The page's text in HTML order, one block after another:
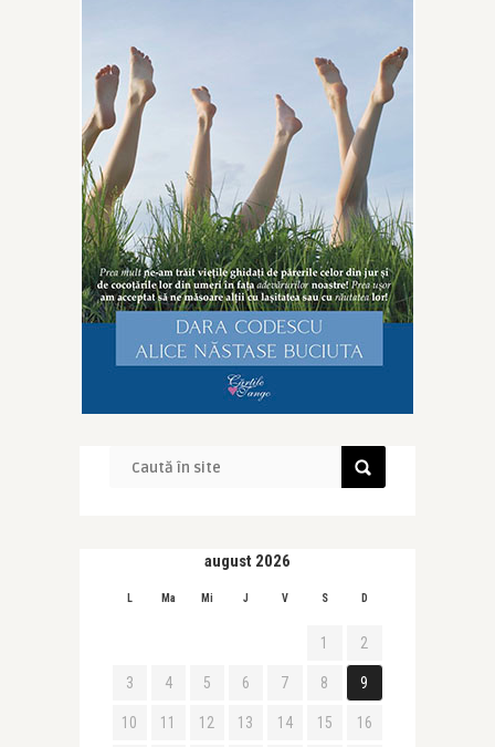
august 2026
L Ma Mi J V S D
1 2
3 4 5 6 7 8 9
10 11 12 13 14 15 16